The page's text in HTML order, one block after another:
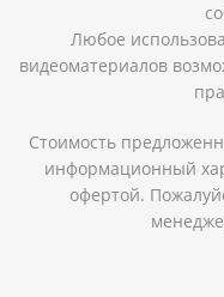
Любое
видеоматериалов
Стоимость
информационный
офертой.